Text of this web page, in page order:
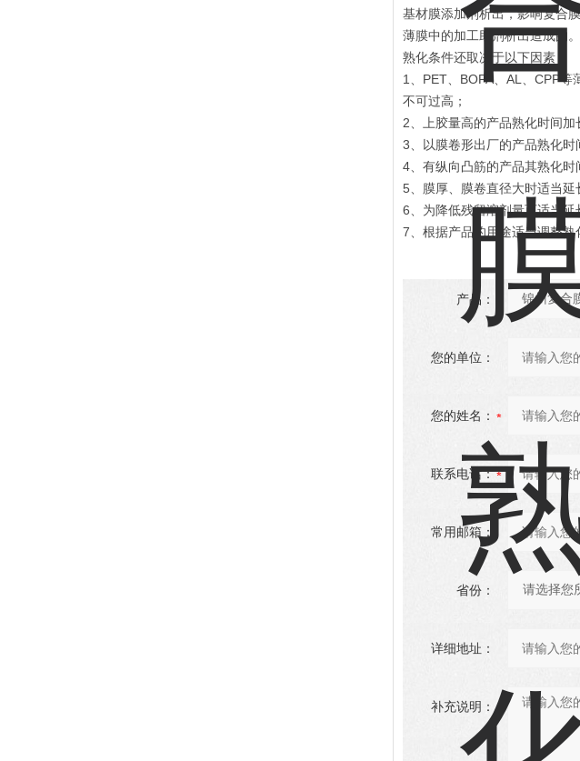
基材膜添加剂析出，影响复合
薄膜中的加工助剂析出造成的
熟化条件还取决于以下因素：
1、PET、BOPA、AL、CPP
不可过高；
2、上胶量高的产品熟化时间加
3、以膜卷形出厂的产品熟化时
4、有纵向凸筋的产品其熟化时
5、膜厚、膜卷直径大时适当延
6、为降低残留溶剂量可适当延
7、根据产品的用途适当调整熟
产品：
您的单位：
您的姓名：
联系电话：
常用邮箱：
省份：
详细地址：
补充说明：